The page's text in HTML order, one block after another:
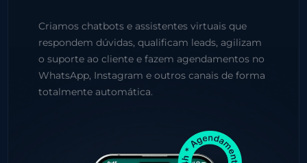
Criamos chatbots e assistentes virtuais que
respondem dúvidas, qualificam leads, agilizam
o suporte ao cliente e fazem agendamentos no
WhatsApp, Instagram e outros canais de forma
totalmente automática.